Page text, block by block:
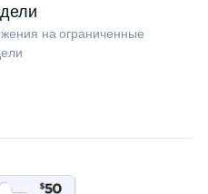
на ограниченные